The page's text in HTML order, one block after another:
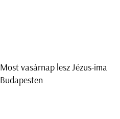
Most vasárnap lesz Jézus-ima
Budapesten